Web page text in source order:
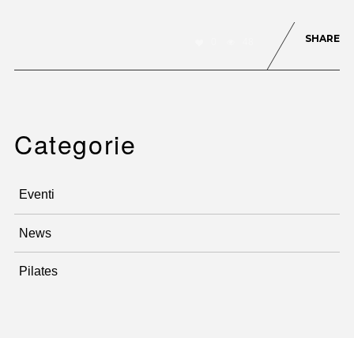
SHARE
Categorie
Eventi
News
Pilates